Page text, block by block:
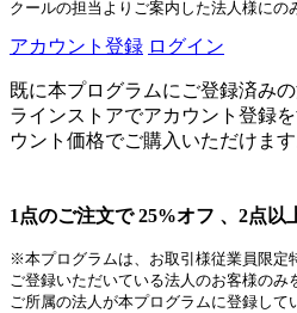
クールの担当よりご案内した法人様にの
アカウント登録 ログイン
既に本プログラムにご登録済み
ラインストアでアカウント登録
ウント価格でご購入いただけます
1点のご注文で 25%オフ 、2点以
※本プログラムは、お取引様従業員限定
ご登録いただいている法人のお客様のみ
ご所属の法人が本プログラムに登録して